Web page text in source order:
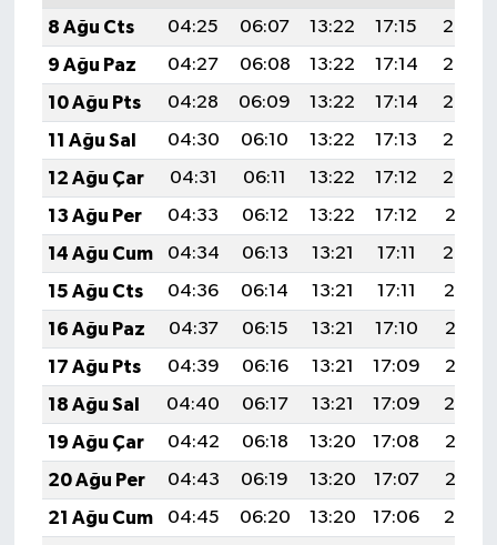
8 Ağu Cts
04:25 06:07 13:22 17:15
20:28
9 Ağu Paz
04:27 06:08 13:22 17:14
20:27
10 Ağu Pts
04:28 06:09 13:22 17:14
20:25
11 Ağu Sal
04:30 06:10 13:22 17:13
20:24
12 Ağu Çar
04:31 06:11 13:22 17:12
20:23
13 Ağu Per
04:33 06:12 13:22 17:12
20:21
14 Ağu Cum
04:34 06:13 13:21 17:11
20:20
15 Ağu Cts
04:36 06:14 13:21 17:11
20:19
16 Ağu Paz
04:37 06:15 13:21 17:10
20:17
17 Ağu Pts
04:39 06:16 13:21 17:09
20:16
18 Ağu Sal
04:40 06:17 13:21 17:09
20:14
19 Ağu Çar
04:42 06:18 13:20 17:08
20:13
20 Ağu Per
04:43 06:19 13:20 17:07
20:12
21 Ağu Cum
04:45 06:20 13:20 17:06
20:10